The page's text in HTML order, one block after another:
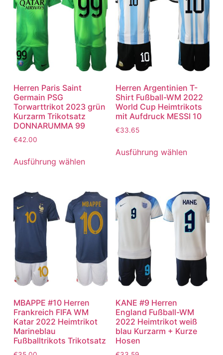
Herren Paris Saint
Germain PSG
Torwarttrikot 2023 grün
Kurzarm Trikotsatz
DONNARUMMA 99
€42.00
Ausführung wählen
Herren Argentinien T-
Shirt Fußball-WM 2022
World Cup Heimtrikots
mit Aufdruck MESSI 10
€33.65
Ausführung wählen
MBAPPE #10 Herren
Frankreich FIFA WM
Katar 2022 Heimtrikot
Marineblau
Fußballtrikots Trikotsatz
KANE #9 Herren
England Fußball-WM
2022 Heimtrikot weiß
blau Kurzarm + Kurze
Hosen